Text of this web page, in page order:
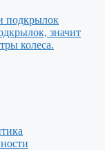
подкрылок
значит
колеса.